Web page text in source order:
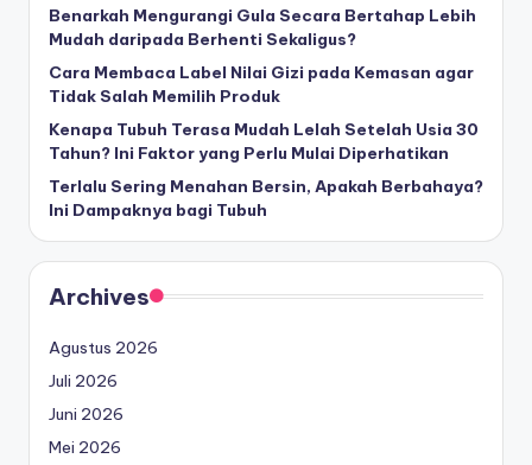
Benarkah Mengurangi Gula Secara Bertahap Lebih
Mudah daripada Berhenti Sekaligus?
Cara Membaca Label Nilai Gizi pada Kemasan agar
Tidak Salah Memilih Produk
Kenapa Tubuh Terasa Mudah Lelah Setelah Usia 30
Tahun? Ini Faktor yang Perlu Mulai Diperhatikan
Terlalu Sering Menahan Bersin, Apakah Berbahaya?
Ini Dampaknya bagi Tubuh
Archives
Agustus 2026
Juli 2026
Juni 2026
Mei 2026